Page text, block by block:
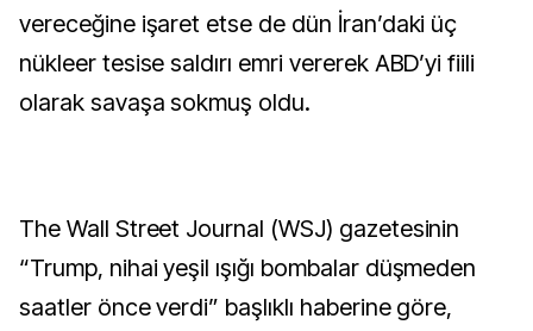
vereceğine işaret etse de dün İran’daki üç
nükleer tesise saldırı emri vererek ABD’yi fiili
olarak savaşa sokmuş oldu.
The Wall Street Journal (WSJ) gazetesinin
“Trump, nihai yeşil ışığı bombalar düşmeden
saatler önce verdi” başlıklı haberine göre,